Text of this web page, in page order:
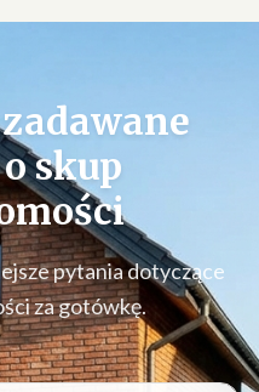
oskup
pytania dotyczące
za gotówkę.